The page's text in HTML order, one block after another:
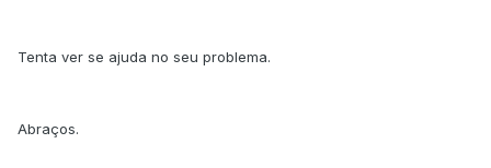
Tenta ver se ajuda no seu problema.
Abraços.